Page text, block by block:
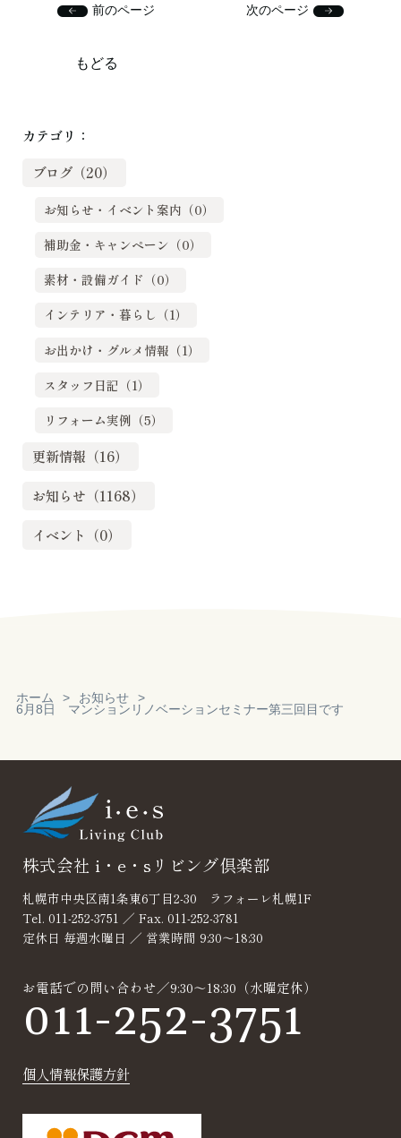
前のページ
もどる
次のページ
カテゴリ：
ブログ（20）
お知らせ・イベント案内（0）
補助金・キャンペーン（0）
素材・設備ガイド（0）
インテリア・暮らし（1）
お出かけ・グルメ情報（1）
スタッフ日記（1）
リフォーム実例（5）
更新情報（16）
お知らせ（1168）
イベント（0）
ホーム
お知らせ
6月8日 マンションリノベーションセミナー第三回目です
Reservation
見積り・無料相
株式会社 i・e・sリビング倶楽部
札幌市中央区南1条東6丁目2-30 ラフォーレ札幌1F
Tel. 011-252-3751 ／ Fax. 011-252-3781
定休日 毎週水曜日 ／ 営業時間 9:30～18:30
お電話での問い合わせ／9:30～18:30（水曜定休）
011-252-3751
個人情報保護方針